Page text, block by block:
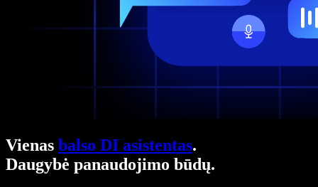
Vienas balso DI asistentas.
Daugybė panaudojimo būdų.